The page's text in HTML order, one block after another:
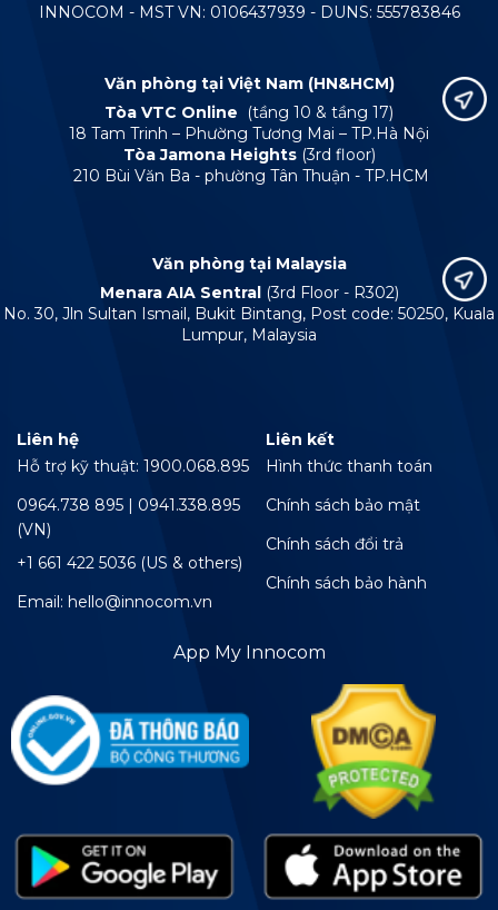
INNOCOM - MST VN: 0106437939 - DUNS: 555783846
Văn phòng tại Việt Nam (HN&HCM)
Tòa VTC Online
(tầng 10 & tầng 17)
18 Tam Trinh – Phường Tương Mai – TP.Hà Nội
Tòa Jamona Heights (3rd floor)
210 Bùi Văn Ba - phường Tân Thuận - TP.HCM
Văn phòng tại Malaysia
Menara AIA Sentral (3rd Floor - R302)
No. 30, Jln Sultan Ismail, Bukit Bintang, Post code: 50250, Kuala
Lumpur, Malaysia
Liên hệ
Hỗ trợ kỹ thuật: 1900.068.895
0964.738 895 | 0941.338.895
(VN)
+1 661 422 5036 (US & others)
Email: hello@innocom.vn
Liên kết
Hình thức thanh toán
Chính sách bảo mật
Chính sách đổi trả
Chính sách bảo hành
App My Innocom